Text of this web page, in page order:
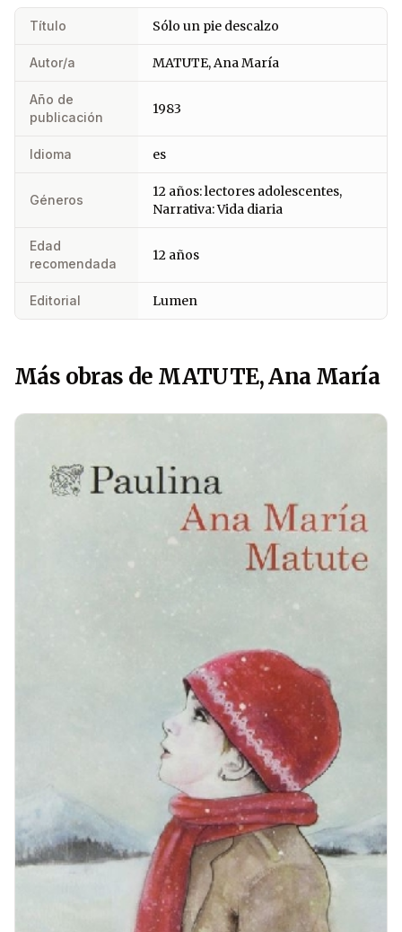
Título Sólo un pie descalzo
Autor/a MATUTE, Ana María
Año de
publicación
1983
Idioma es
Géneros
12 años: lectores adolescentes,
Narrativa: Vida diaria
Edad
recomendada
12 años
Editorial Lumen
Más obras de MATUTE, Ana María